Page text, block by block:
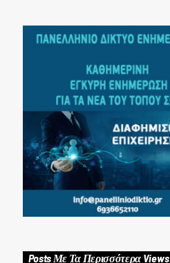
Posts Με Τα Περισσότερα Views